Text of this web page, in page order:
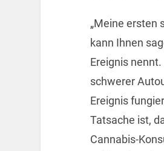
„Meine ersten
kann Ihnen
Ereignis
schwerer
Ereignis
Tatsache ist,
Cannabis-